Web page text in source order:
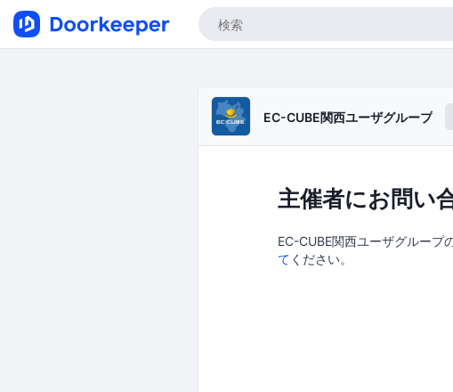
EC-CUBE関西ユーザグループ
主催者にお問い
EC-CUBE関西ユーザグループ
て ください。